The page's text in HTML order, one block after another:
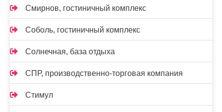
Смирнов, гостиничный комплекс
Соболь, гостиничный комплекс
Солнечная, база отдыха
СПР, производственно-торговая компания
Стимул